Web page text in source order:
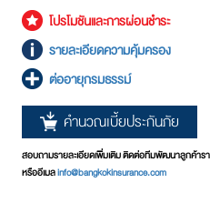
หายในทรัพย์สินของผู้เอาประกันภัย เ
ชนกับยานพาหนะทางบกเท่านั้น ยกตั
ประกันภัยรถยนต์ประเภท 5 นี้จะไม่ช
ของคุณ เพราะต้นไม้ไม่ใช่ยานพาหนะ
ปัจจุบันได้มีประกันภัยรถยนต์รูปแบบ
หลายรูปแบบ ซึ่งให้ความคุ้มครองและ
และที่แตกต่างจากการประกันภัยรถย
โปรโมชันและการผ่อนชำระ
รายละเอียดความคุ้มครอง
ต่ออายุกรมธรรม์
คำนวณเบี้ยประกันภัย
สอบถามรายละเอียดเพิ่มเติม ติดต่อทีมพัฒนาลูกค้าร
หรืออีเมลinfo@bangkokinsurance.com